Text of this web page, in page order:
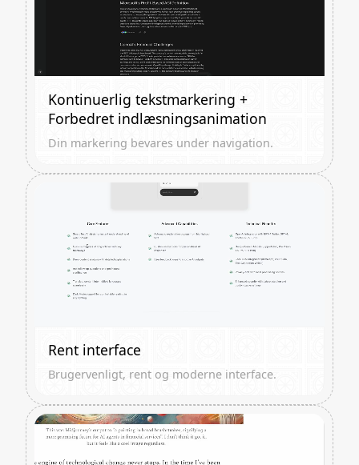
Kontinuerlig tekstmarkering +
Forbedret indlæsningsanimation
Din markering bevares under navigation.
Rent interface
Brugervenligt, rent og moderne interface.